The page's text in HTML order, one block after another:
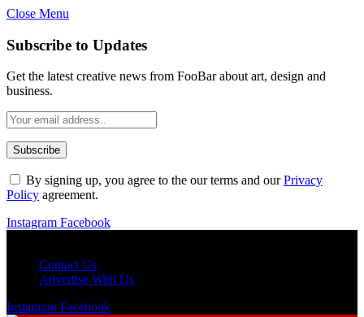
Close Menu
Subscribe to Updates
Get the latest creative news from FooBar about art, design and
business.
By signing up, you agree to the our terms and ourPrivacy
Policy agreement.
Instagram Facebook
Contact Us
Advertise With Us
Instagram Facebook